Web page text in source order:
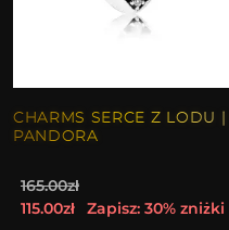
CHARMS SERCE Z LODU |
PANDORA
165.00zł
115.00zł
Zapisz: 30% zniżki